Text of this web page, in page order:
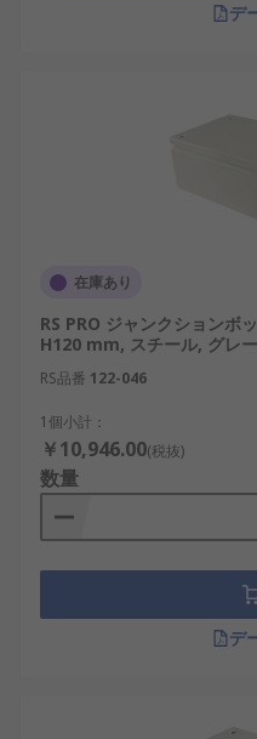
デ
在庫あり
RS PRO ジャンクション
H120 mm, スチール, グレ
RS品番 122-046
1個小計：
￥10,946.00(税抜)
数量
デ